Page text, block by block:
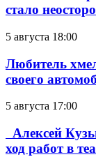
стало
5 августа 18:00
Любитель
своего
5 августа 17:00
Алексей
ход работ в